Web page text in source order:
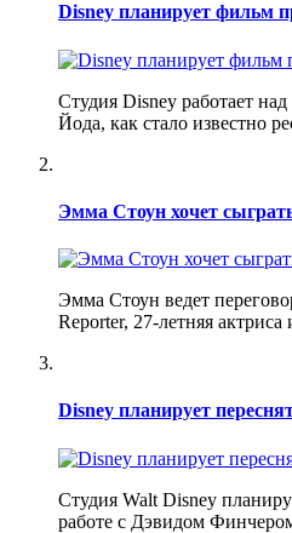
Disney планирует фильм
Студия Disney работает
Йода, как стало известно
Эмма Стоун хочет
Эмма Стоун ведет
Reporter, 27-летняя
Disney планирует
Студия Walt Disney
работе с Дэвидом